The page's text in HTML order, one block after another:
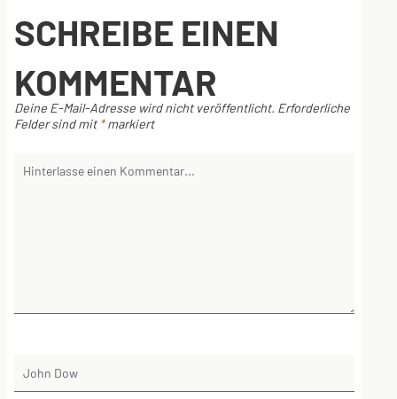
SCHREIBE EINEN
KOMMENTAR
Deine E-Mail-Adresse wird nicht veröffentlicht. Erforderliche
Felder sind mit *markiert